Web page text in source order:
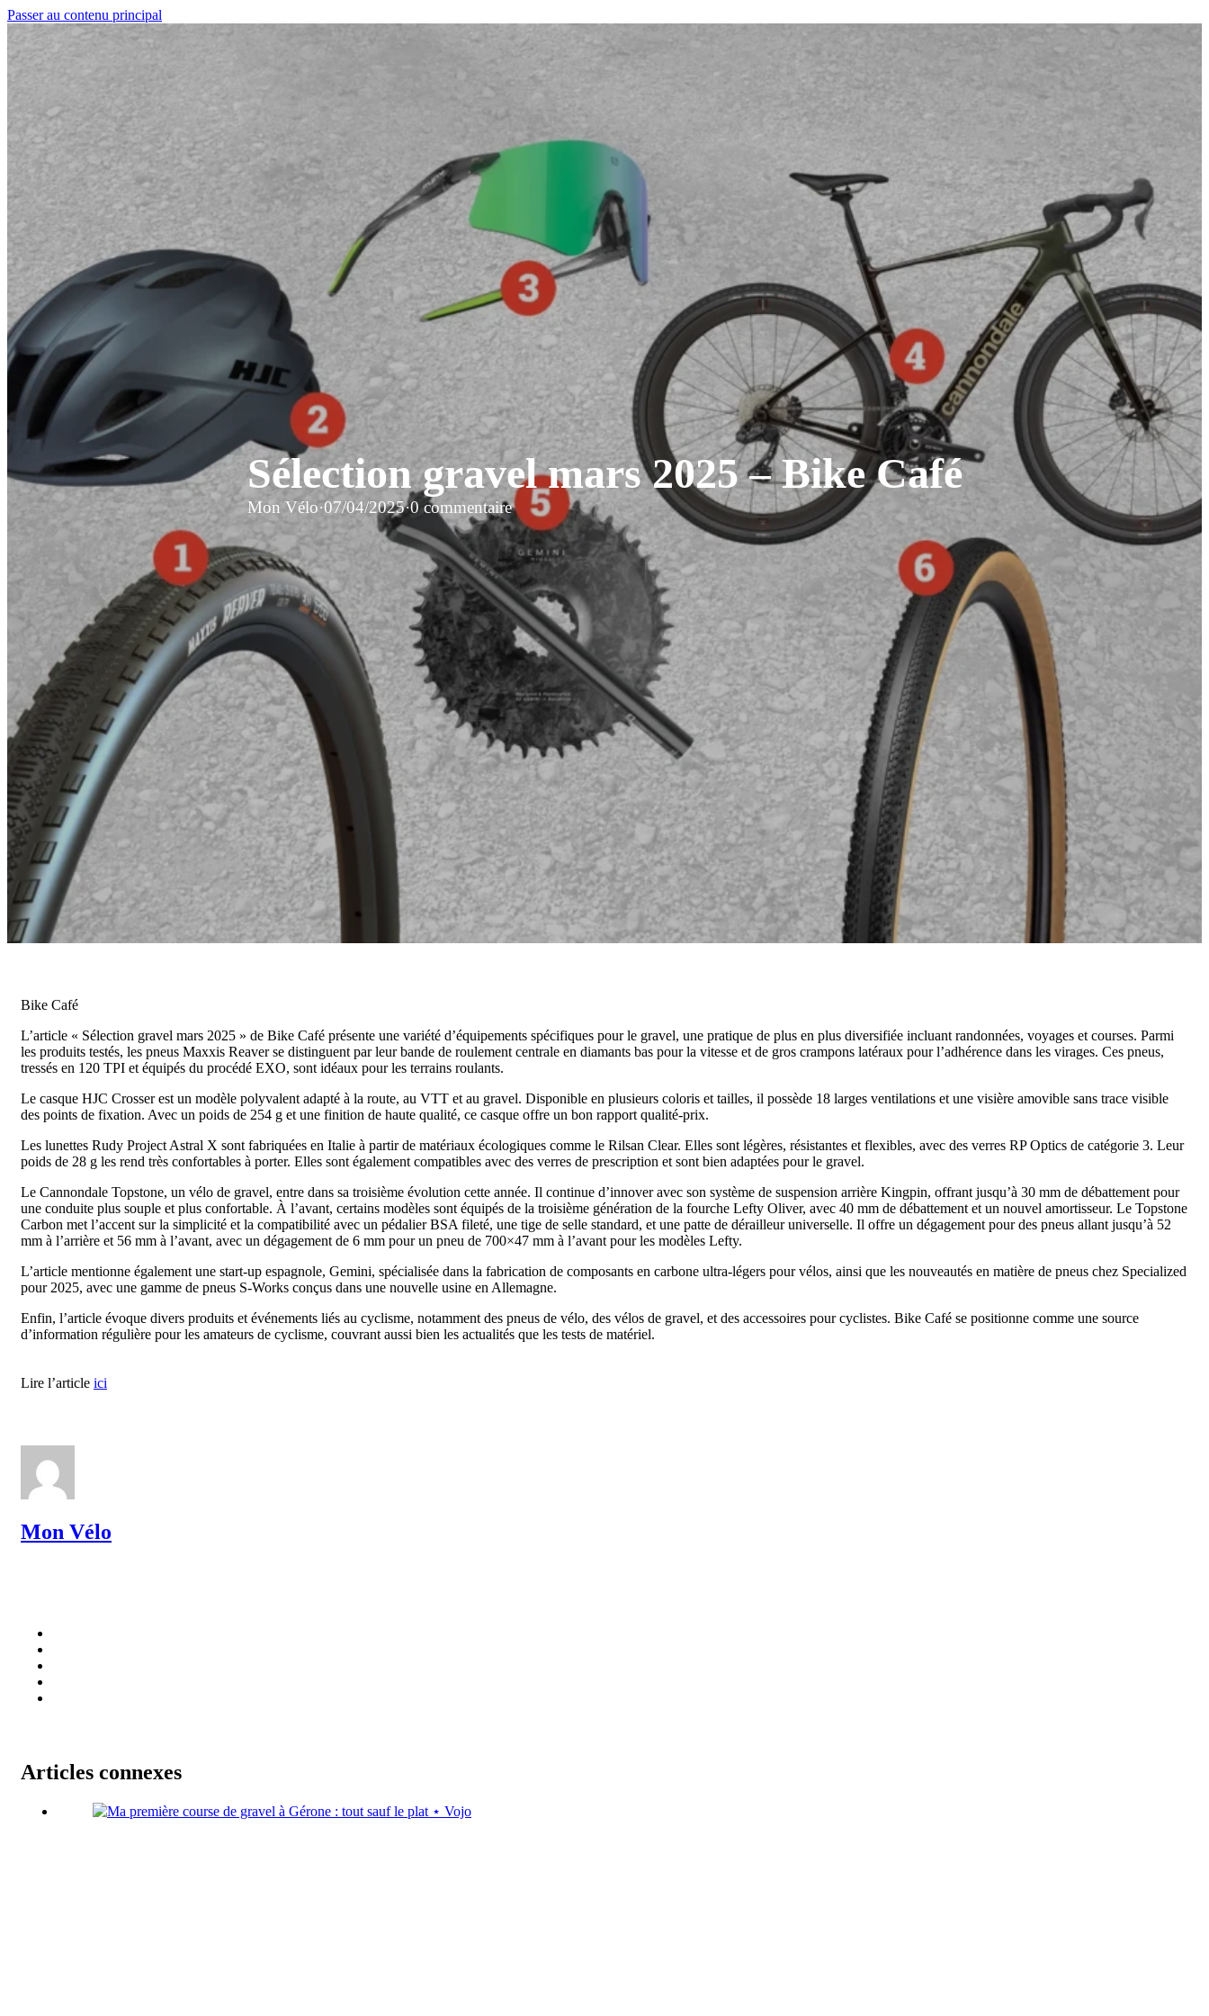
Passer au contenu principal
Sélection gravel mars 2025 – Bike Café
Mon Vélo·07/04/2025·0 commentaire
Bike Café
L’article « Sélection gravel mars 2025 » de Bike Café présente une variété d’équipements spécifiques pour le gravel, une pratique de plus en plus diversifiée incluant randonnées, voyages et courses. Parmi
les produits testés, les pneus Maxxis Reaver se distinguent par leur bande de roulement centrale en diamants bas pour la vitesse et de gros crampons latéraux pour l’adhérence dans les virages. Ces pneus,
tressés en 120 TPI et équipés du procédé EXO, sont idéaux pour les terrains roulants.
Le casque HJC Crosser est un modèle polyvalent adapté à la route, au VTT et au gravel. Disponible en plusieurs coloris et tailles, il possède 18 larges ventilations et une visière amovible sans trace visible
des points de fixation. Avec un poids de 254 g et une finition de haute qualité, ce casque offre un bon rapport qualité-prix.
Les lunettes Rudy Project Astral X sont fabriquées en Italie à partir de matériaux écologiques comme le Rilsan Clear. Elles sont légères, résistantes et flexibles, avec des verres RP Optics de catégorie 3. Leur
poids de 28 g les rend très confortables à porter. Elles sont également compatibles avec des verres de prescription et sont bien adaptées pour le gravel.
Le Cannondale Topstone, un vélo de gravel, entre dans sa troisième évolution cette année. Il continue d’innover avec son système de suspension arrière Kingpin, offrant jusqu’à 30 mm de débattement pour
une conduite plus souple et plus confortable. À l’avant, certains modèles sont équipés de la troisième génération de la fourche Lefty Oliver, avec 40 mm de débattement et un nouvel amortisseur. Le Topstone
Carbon met l’accent sur la simplicité et la compatibilité avec un pédalier BSA fileté, une tige de selle standard, et une patte de dérailleur universelle. Il offre un dégagement pour des pneus allant jusqu’à 52
mm à l’arrière et 56 mm à l’avant, avec un dégagement de 6 mm pour un pneu de 700×47 mm à l’avant pour les modèles Lefty.
L’article mentionne également une start-up espagnole, Gemini, spécialisée dans la fabrication de composants en carbone ultra-légers pour vélos, ainsi que les nouveautés en matière de pneus chez Specialized
pour 2025, avec une gamme de pneus S-Works conçus dans une nouvelle usine en Allemagne.
Enfin, l’article évoque divers produits et événements liés au cyclisme, notamment des pneus de vélo, des vélos de gravel, et des accessoires pour cyclistes. Bike Café se positionne comme une source
d’information régulière pour les amateurs de cyclisme, couvrant aussi bien les actualités que les tests de matériel.
Lire l’article ici
Mon Vélo
Articles connexes